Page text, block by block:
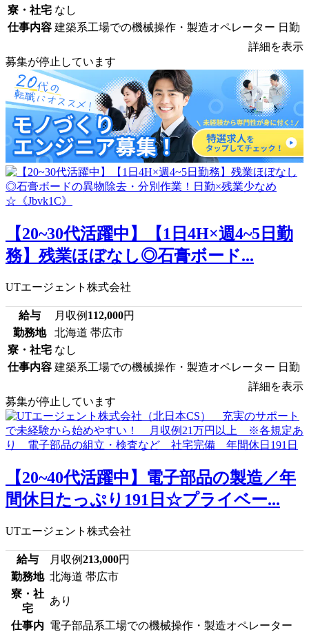
寮・社宅 なし
仕事内容 建築系工場での機械操作・製造オペレーター 日勤
詳細を表示
募集が停止しています
【20~30代活躍中】【1日4H×週4~5日勤
務】残業ほぼなし◎石膏ボード...
UTエージェント株式会社
給与 月収例 112,000円
勤務地
北海道 帯広市
寮・社宅 なし
仕事内容 建築系工場での機械操作・製造オペレーター 日勤
詳細を表示
募集が停止しています
【20~40代活躍中】電子部品の製造／年
間休日たっぷり191日☆プライベー...
UTエージェント株式会社
給与 月収例213,000円
勤務地 北海道 帯広市
寮・社
宅
あり
仕事内 電子部品系工場での機械操作・製造オペレーター